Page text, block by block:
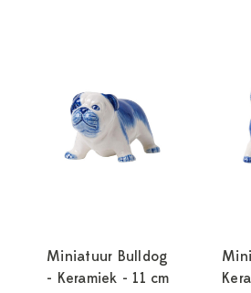
Miniatuur Bulldog
- Keramiek - 11 cm